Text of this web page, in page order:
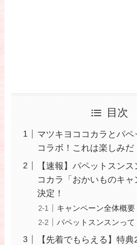
目次
マツキヨココカラとパ
コラボ！これは楽しみだ
【速報】パペットスン
コカラ「おかいものキ
決定！
キャンペーン全体概要
パペットスンスンって
【先着でもらえる】特